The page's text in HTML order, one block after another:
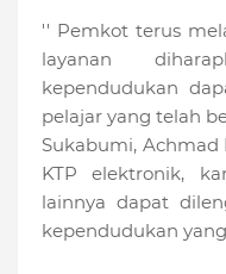
'' Pemkot terus
layanan
kependudukan
pelajar yang telah
Sukabumi, Achmad
KTP elektronik,
lainnya dapat
kependudukan